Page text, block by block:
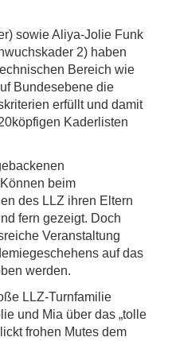
sowie Aliya-Jolie Funk
2) haben
Bereich wie
Bundesebene die
erfüllt und damit
Kaderlisten
beim
des LLZ ihren Eltern
fern gezeigt. Doch
Veranstaltung
auf das
werden.
LLZ-Turnfamilie
und Mia über das „tolle
frohen Mutes dem